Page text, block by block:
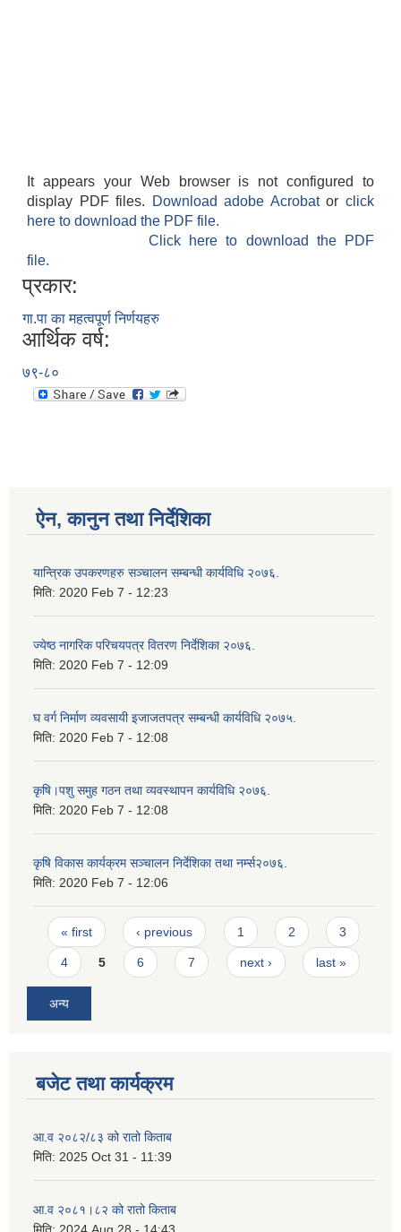
It appears your Web browser is not configured to
display PDF files.
Download adobe Acrobatorclick
here to download the PDF file.
Click here to download the PDF
file.
प्रकार:
गा.पा का महत्वपूर्ण निर्णयहरु
आर्थिक वर्ष:
७९-८०
ऐन, कानुन तथा निर्देशिका
यान्त्रिक उपकरणहरु सञ्चालन सम्बन्धी कार्यविधि २०७६.
मिति: 2020 Feb 7 - 12:23
ज्येष्ठ नागरिक परिचयपत्र वितरण निर्देशिका २०७६.
मिति: 2020 Feb 7 - 12:09
घ वर्ग निर्माण व्यवसायी इजाजतपत्र सम्बन्धी कार्यविधि २०७५.
मिति: 2020 Feb 7 - 12:08
कृषि।पशु समुह गठन तथा व्यवस्थापन कार्यविधि २०७६.
मिति: 2020 Feb 7 - 12:08
कृषि विकास कार्यक्रम सञ्चालन निर्देशिका तथा नर्म्स२०७६.
मिति: 2020 Feb 7 - 12:06
Pages
« first ‹ previous 1 2 3
4 5 6 7 next › last »
अन्य
बजेट तथा कार्यक्रम
आ.व २०८२/८३ को रातो किताब
मिति: 2025 Oct 31 - 11:39
आ.व २०८१।८२ को रातो किताब